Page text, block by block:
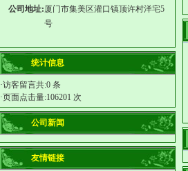
公司地址:厦门市集美区灌口镇顶许村洋宅5
号
统计信息
·访客留言共:0 条
·页面点击量:106201 次
公司新闻
友情链接